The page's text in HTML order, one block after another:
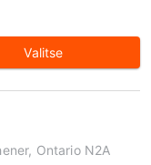
Valitse
Ontario N2A